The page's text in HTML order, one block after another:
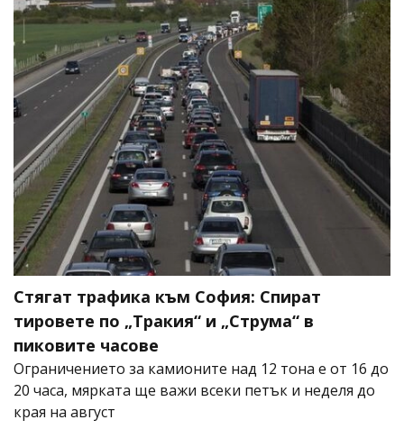
Стягат трафика към София: Спират
тировете по „Тракия“ и „Струма“ в
пиковите часове
Ограничението за камионите над 12 тона е от 16 до
20 часа, мярката ще важи всеки петък и неделя до
края на август